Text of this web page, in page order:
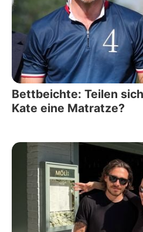
Bettbeichte: Teilen
Kate eine Matratze?